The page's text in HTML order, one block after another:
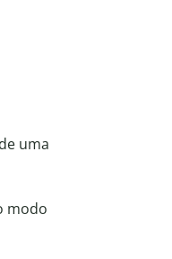
uma
modo